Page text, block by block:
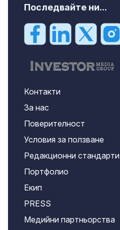
Последвайте ни...
Контакти
За нас
Поверителност
Условия за ползване
Редакционни стандарти
Портфолио
Екип
PRESS
Медийни партньорства